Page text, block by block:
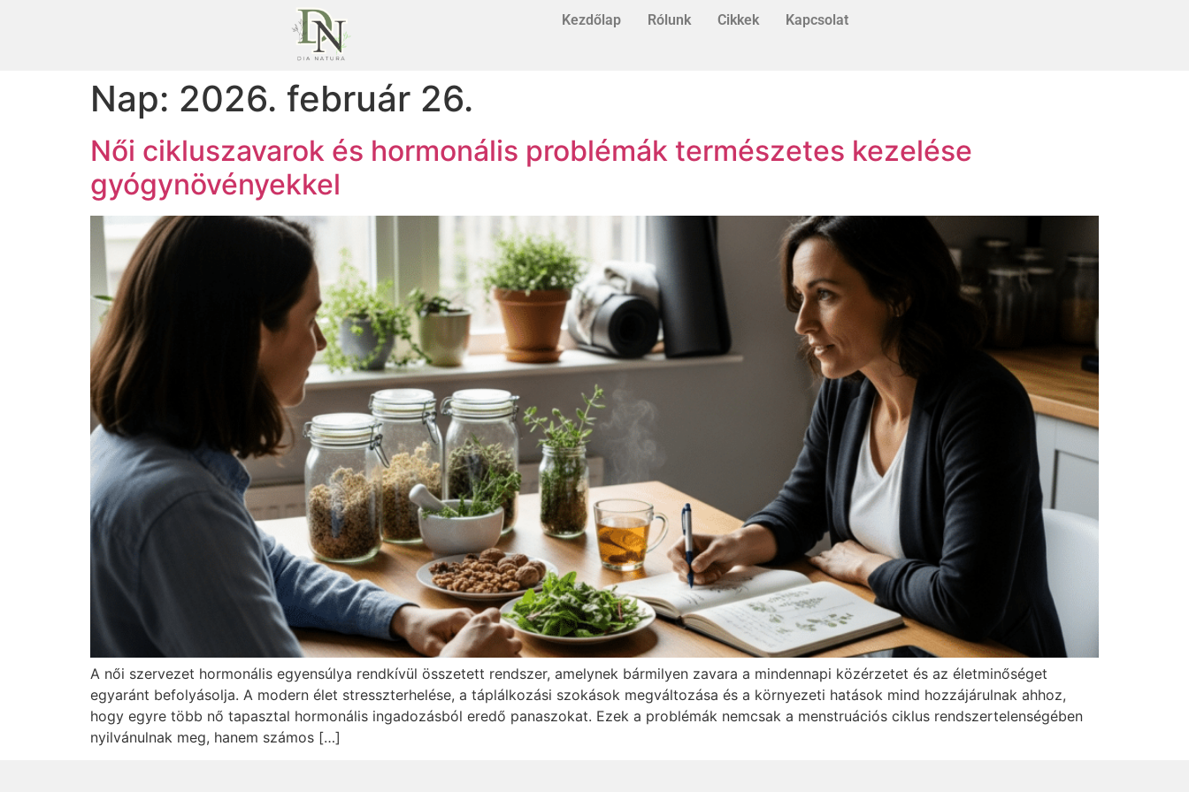
Kezdőlap Rólunk Cikkek Kapcsolat
Nap: 2026. február 26.
Női cikluszavarok és hormonális problémák természetes kezelése
gyógynövényekkel
A női szervezet hormonális egyensúlya rendkívül összetett rendszer, amelynek bármilyen zavara a mindennapi közérzetet és az életminőséget
egyaránt befolyásolja. A modern élet stresszterhelése, a táplálkozási szokások megváltozása és a környezeti hatások mind hozzájárulnak ahhoz,
hogy egyre több nő tapasztal hormonális ingadozásból eredő panaszokat. Ezek a problémák nemcsak a menstruációs ciklus rendszertelenségében
nyilvánulnak meg, hanem számos […]